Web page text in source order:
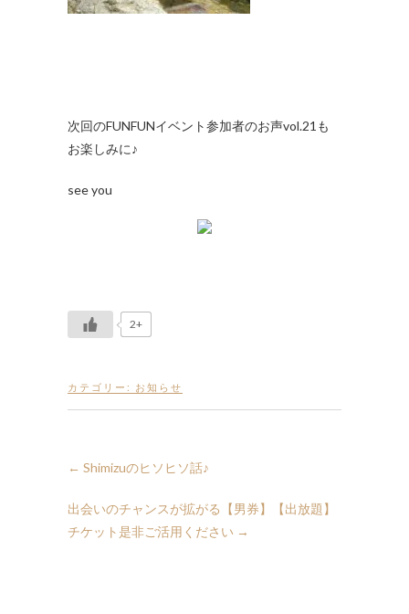
次回のFUNFUNイベント参加者のお声vol.21も
お楽しみに♪
see you
2+
カテゴリー: お知らせ
← Shimizuのヒソヒソ話♪
出会いのチャンスが拡がる【男券】【出放題】
チケット是非ご活用ください →